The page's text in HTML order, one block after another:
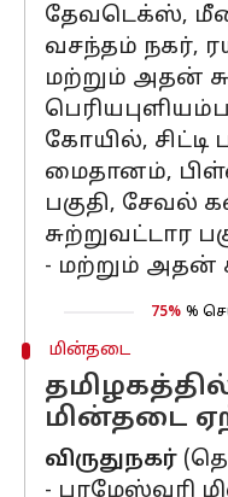
தேவடெக்ஸ்,
வசந்தம் நகர்,
மற்றும் அதன்
கோயில், சிட்டி
மைதானம்,
பகுதி,
சுற்றுவட்டார
- மற்றும் அதன்
75% %
மின்தடை
மின்தடை
விருதுநகர்